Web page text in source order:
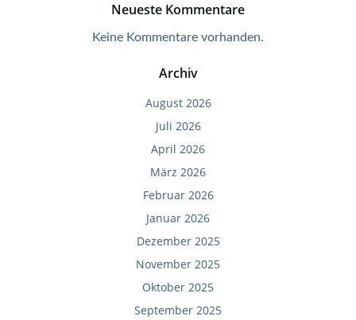
Neueste Kommentare
Keine Kommentare vorhanden.
Archiv
August 2026
Juli 2026
April 2026
März 2026
Februar 2026
Januar 2026
Dezember 2025
November 2025
Oktober 2025
September 2025